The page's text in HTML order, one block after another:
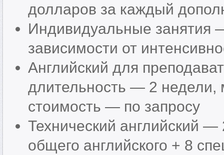
долларов за каждый
Индивидуальные занятия
зависимости от
Английский для
длительность — 2
стоимость — по запросу
Технический английский
общего английского + 8